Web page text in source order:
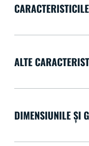
ALTE
DIMENSIUNILE ȘI